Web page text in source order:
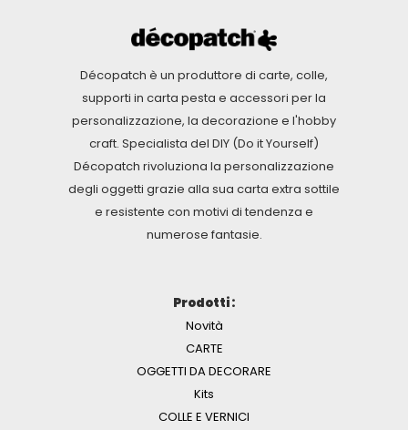
Décopatch è un produttore di carte, colle,
supporti in carta pesta e accessori per la
personalizzazione, la decorazione e l'hobby
craft. Specialista del DIY (Do it Yourself)
Décopatch rivoluziona la personalizzazione
degli oggetti grazie alla sua carta extra sottile
e resistente con motivi di tendenza e
numerose fantasie.
Prodotti :
Novità
CARTE
OGGETTI DA DECORARE
Kits
COLLE E VERNICI